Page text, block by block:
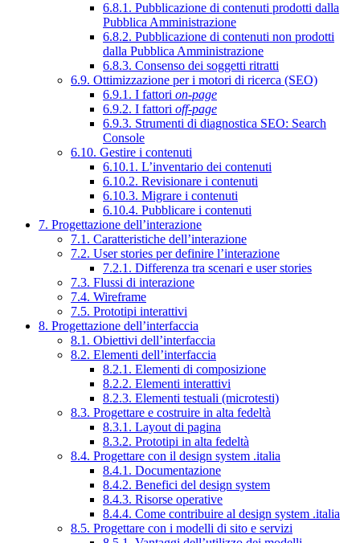
6.8.1. Pubblicazione di contenuti prodotti dalla
Pubblica Amministrazione
6.8.2. Pubblicazione di contenuti non prodotti
dalla Pubblica Amministrazione
6.8.3. Consenso dei soggetti ritratti
6.9. Ottimizzazione per i motori di ricerca (SEO)
6.9.1. I fattori on-page
6.9.2. I fattori off-page
6.9.3. Strumenti di diagnostica SEO: Search
Console
6.10. Gestire i contenuti
6.10.1. L’inventario dei contenuti
6.10.2. Revisionare i contenuti
6.10.3. Migrare i contenuti
6.10.4. Pubblicare i contenuti
7. Progettazione dell’interazione
7.1. Caratteristiche dell’interazione
7.2. User stories per definire l’interazione
7.2.1. Differenza tra scenari e user stories
7.3. Flussi di interazione
7.4. Wireframe
7.5. Prototipi interattivi
8. Progettazione dell’interfaccia
8.1. Obiettivi dell’interfaccia
8.2. Elementi dell’interfaccia
8.2.1. Elementi di composizione
8.2.2. Elementi interattivi
8.2.3. Elementi testuali (microtesti)
8.3. Progettare e costruire in alta fedeltà
8.3.1. Layout di pagina
8.3.2. Prototipi in alta fedeltà
8.4. Progettare con il design system .italia
8.4.1. Documentazione
8.4.2. Benefici del design system
8.4.3. Risorse operative
8.4.4. Come contribuire al design system .italia
8.5. Progettare con i modelli di sito e servizi